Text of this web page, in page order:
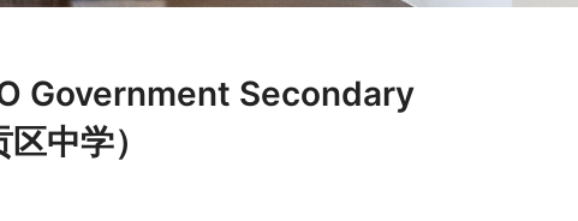
Government Secondary
中学）